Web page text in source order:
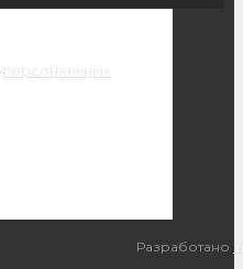
персональных
Разработано